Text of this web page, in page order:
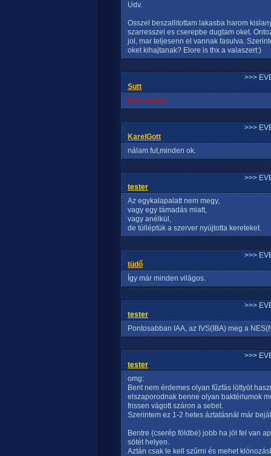
Udv.
Osszel beszallitottam lakasba harom
szarresszel es cserepbe dugtam oket.
jol, mar teljesenn el vannak fasulva.
oket kihajtanak? Elore is thx a valaszert:)
>>>
Sutt
[beszerzés]
>>>
KarelGott
nálam fut,minden ok.
>>>
tester
Az egykalapalatt nem megy,
vagy egy támadás miatt,
vagy anélkül,
de túlléptük a szerver nyújtotta kereteket.
>>>
tüdő
Így már minden világos.
>>>
tester
Pontosabban IAA, az IVS(IBA) meg a
>>>
tester
omg:
Bent nem érdemes olyan fűzfás löttyöt
elszaporodnak benne olyan baktériumok
frissen vágott száron a sebet.
Szerintem ez 1-2 hetes áztatásnál már
Bentre (cserép földbe) jobb ha jól fel van
sötét helyen.
Aztán csak le kell szűrni és mehet